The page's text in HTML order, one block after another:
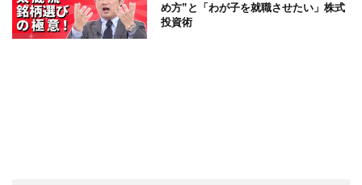
め方”と「わが子を就職させたい」株式
投資術